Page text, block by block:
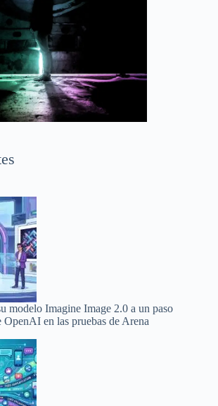
modelo Imagine Image 2.0 a un paso
OpenAI en las pruebas de Arena